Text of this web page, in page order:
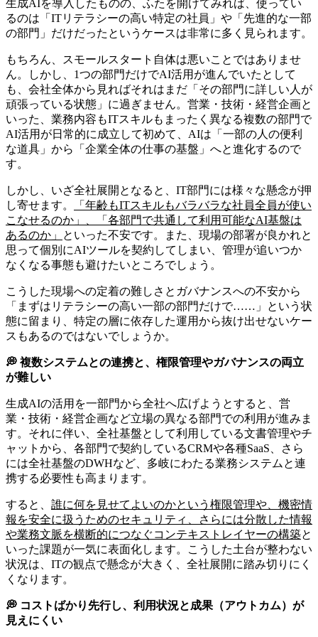
生成AIを導入したものの、ふたを開けてみれば、使ってい
るのは「ITリテラシーの高い特定の社員」や「先進的な一部
の部門」だけだったというケースは非常に多く見られます。
もちろん、スモールスタート自体は悪いことではありませ
ん。しかし、1つの部門だけでAI活用が進んでいたとして
も、会社全体から見ればそれはまだ「その部門に詳しい人が
頑張っている状態」に過ぎません。営業・技術・経営企画と
いった、業務内容もITスキルもまったく異なる複数の部門で
AI活用が日常的に成立して初めて、AIは「一部の人の便利
な道具」から「企業全体の仕事の基盤」へと進化するので
す。
しかし、いざ全社展開となると、IT部門には様々な懸念が押
し寄せます。
「年齢もITスキルもバラバラな社員全員が使い
こなせるのか」、「各部門で共通して利用可能なAI基盤は
あるのか」
といった不安です。また、現場の部署が良かれと
思って個別にAIツールを契約してしまい、管理が追いつか
なくなる事態も避けたいところでしょう。
こうした現場への定着の難しさとガバナンスへの不安から
「まずはリテラシーの高い一部の部門だけで……」という状
態に留まり、特定の層に依存した運用から抜け出せないケー
スもあるのではないでしょうか。
💭 複数システムとの連携と、権限管理やガバナンスの両立
が難しい
生成AIの活用を一部門から全社へ広げようとすると、営
業・技術・経営企画など立場の異なる部門での利用が進みま
す。それに伴い、全社基盤として利用している文書管理やチ
ャットから、各部門で契約しているCRMや各種SaaS、さら
には全社基盤のDWHなど、多岐にわたる業務システムと連
携する必要性も高まります。
すると、 誰に何を見せてよいのかという権限管理や、機密情
報を安全に扱うためのセキュリティ、さらには分散した情報
や業務文脈を横断的につなぐコンテキストレイヤーの構築と
いった課題が一気に表面化します。こうした土台が整わない
状況は、ITの観点で懸念が大きく、全社展開に踏み切りにく
くなります。
💭 コストばかり先行し、利用状況と成果（アウトカム）が
見えにくい